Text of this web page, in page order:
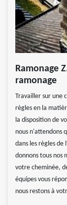
Ramonage
ramonage
Travailler sur une
règles en la
la disposition de
nous n'attendons
dans les règles
donnons tous nos
votre cheminée,
équipes vous
nous restons à